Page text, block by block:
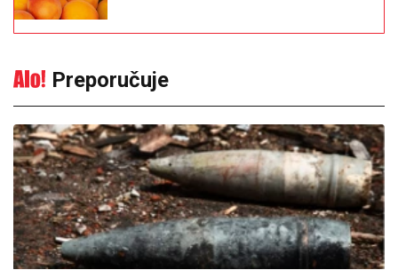
Preporučuje